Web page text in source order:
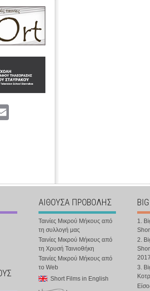
ΑΙΘΟΥΣΑ ΠΡΟΒΟΛΗΣ
Ταινίες Μικρού Μήκους από
τη συλλογή μας
Ταινίες Μικρού Μήκους από
τη Χρυσή Ταινιοθήκη
Ταινίες Μικρού Μήκους από
το Web
Short Films in English
1.
2.
3.